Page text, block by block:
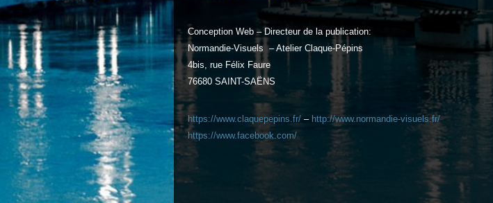
Conception Web – Directeur de la publication:
Normandie-Visuels – Atelier Claque-Pépins
4bis, rue Félix Faure
76680 SAINT-SAËNS
https://www.claquepepins.fr/ – http://www.normandie-visuels.fr/
https://www.facebook.com/